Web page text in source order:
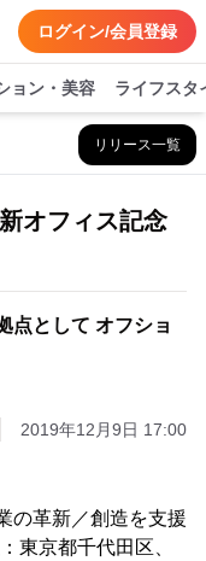
ログイン/会員登録
ョン・美容 ライフスタ
リリース一覧
オフィス記念
点として オフショ
2019年12月9日 17:00
の革新／創造を支援
東京都千代田区、